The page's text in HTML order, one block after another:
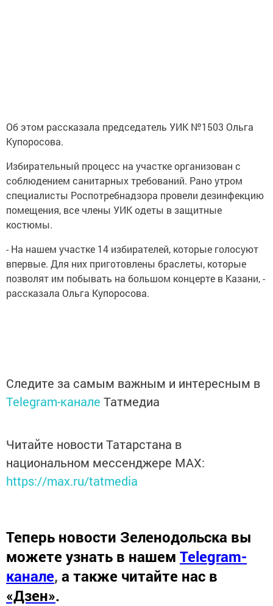
Об этом рассказала председатель УИК №1503 Ольга
Купоросова.
Избирательный процесс на участке организован с
соблюдением санитарных требований. Рано утром
специалисты Роспотребнадзора провели дезинфекцию
помещения, все члены УИК одеты в защитные
костюмы.
- На нашем участке 14 избирателей, которые голосуют
впервые. Для них приготовлены браслеты, которые
позволят им побывать на большом концерте в Казани, -
рассказала Ольга Купоросова.
Следите за самым важным и интересным в
Telegram-канале Татмедиа
Читайте новости Татарстана в
национальном мессенджере MАХ:
https://max.ru/tatmedia
Теперь новости Зеленодольска вы
можете узнать в нашем Telegram-
канале, а также читайте нас в
«Дзен».